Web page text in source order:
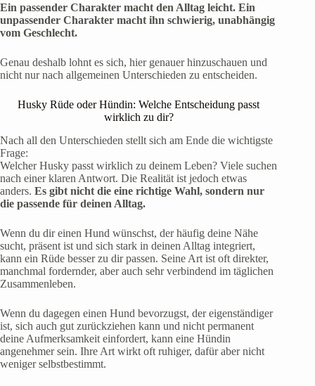
Ein passender Charakter macht den Alltag leicht. Ein
unpassender Charakter macht ihn schwierig, unabhängig
vom Geschlecht.
Genau deshalb lohnt es sich, hier genauer hinzuschauen und
nicht nur nach allgemeinen Unterschieden zu entscheiden.
Husky Rüde oder Hündin: Welche Entscheidung passt
wirklich zu dir?
Nach all den Unterschieden stellt sich am Ende die wichtigste
Frage:
Welcher Husky passt wirklich zu deinem Leben? Viele suchen
nach einer klaren Antwort. Die Realität ist jedoch etwas
anders. Es gibt nicht die eine richtige Wahl, sondern nur
die passende für deinen Alltag.
Wenn du dir einen Hund wünschst, der häufig deine Nähe
sucht, präsent ist und sich stark in deinen Alltag integriert,
kann ein Rüde besser zu dir passen. Seine Art ist oft direkter,
manchmal fordernder, aber auch sehr verbindend im täglichen
Zusammenleben.
Wenn du dagegen einen Hund bevorzugst, der eigenständiger
ist, sich auch gut zurückziehen kann und nicht permanent
deine Aufmerksamkeit einfordert, kann eine Hündin
angenehmer sein. Ihre Art wirkt oft ruhiger, dafür aber nicht
weniger selbstbestimmt.